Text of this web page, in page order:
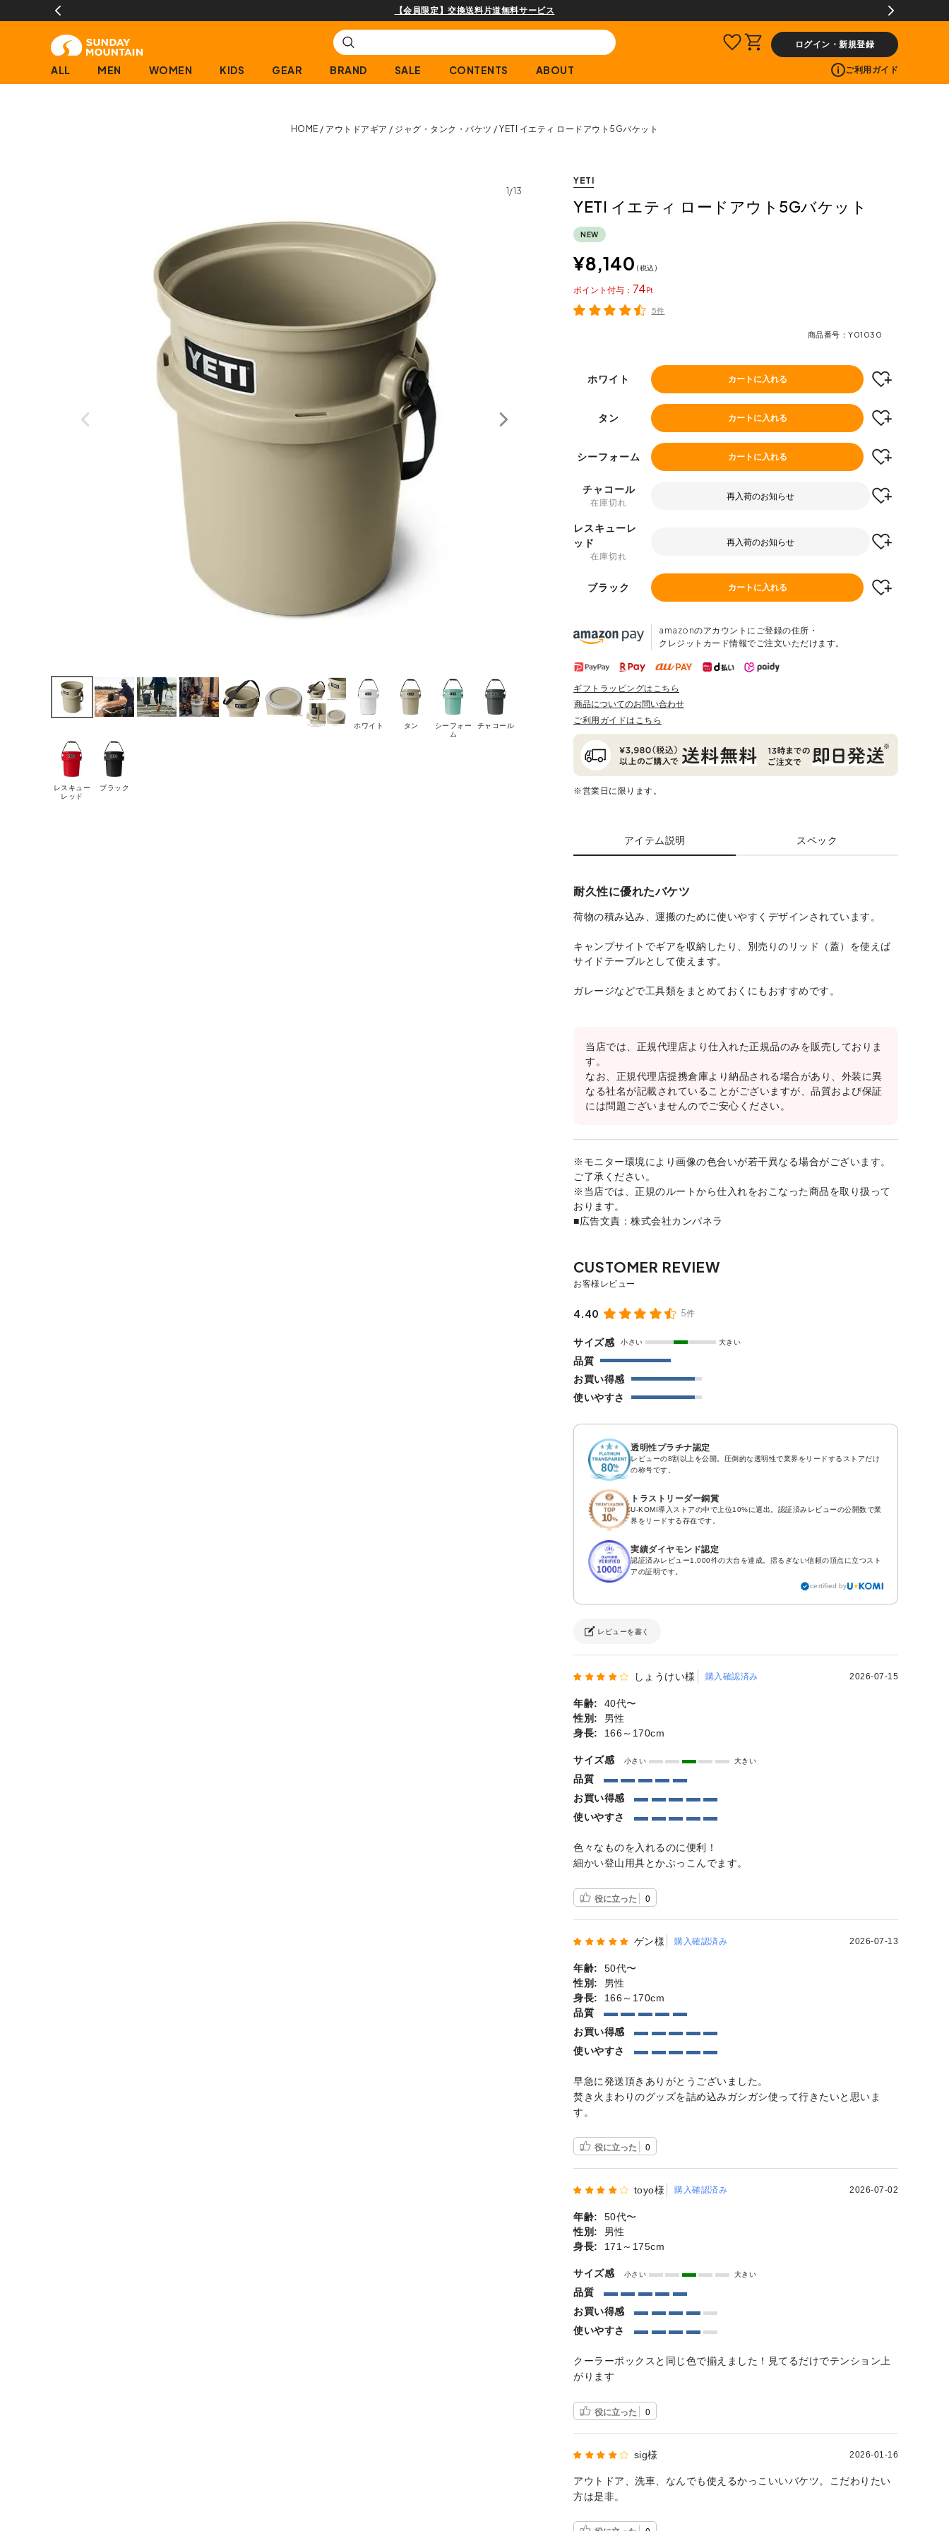
購入商品[¥2,000(税込)以上]のレビュー投稿で300ptプレゼント!
ログイン・新規登録
ALL MEN WOMEN KIDS GEAR BRAND SALE CONTENTS ABOUT ご利用ガイド
HOME アウトドアギア ジャグ・タンク・バケツ YETI イエティ ロードアウト5Gバケット
1/13
ホワイト タン
シーフォー
ム
チャコール
レスキュー
レッド
ブラック
YETI
YETI イエティ ロードアウト5Gバケット
NEW
¥8,140 税込
74
ポイント
5件
商品番号 Y01030
ホワイト カートに入れる
タン カートに入れる
シーフォーム カートに入れる
チャコール
在庫切れ
再入荷のお知らせ
レスキューレ
ッド
在庫切れ
再入荷のお知らせ
ブラック カートに入れる
amazonのアカウントにご登録の住所・
クレジットカード情報でご注文いただけます。
ギフトラッピングはこちら
商品についてのお問い合わせ
ご利用ガイドはこちら
※営業日に限ります。
アイテム説明 スペック
耐久性に優れたバケツ
荷物の積み込み、運搬のために使いやすくデザインされています。
キャンプサイトでギアを収納したり、別売りのリッド（蓋）を使えば
サイドテーブルとして使えます。
ガレージなどで工具類をまとめておくにもおすすめです。
当店では、正規代理店より仕入れた正規品のみを販売しておりま
す。
なお、正規代理店提携倉庫より納品される場合があり、外装に異
なる社名が記載されていることがございますが、品質および保証
には問題ございませんのでご安心ください。
※モニター環境により画像の色合いが若干異なる場合がございます。
ご了承ください。
※当店では、正規のルートから仕入れをおこなった商品を取り扱って
おります。
■広告文責：株式会社カンパネラ
4.40 5件
サイズ感 小さい 大きい
品質
お買い得感
使いやすさ
透明性プラチナ認定
レビューの8割以上を公開。圧倒的な透明性で業界をリードするストアだけ
の称号です。
トラストリーダー銅賞
U-KOMI導入ストアの中で上位10%に選出。認証済みレビューの公開数で業
界をリードする存在です。
実績ダイヤモンド認定
認証済みレビュー1,000件の大台を達成。揺るぎない信頼の頂点に立つスト
アの証明です。
certified by
レビューを書く
しょうけい様 購入確認済み 2026-07-15
年齢:
40代〜
性別:
男性
身長:
166～170cm
サイズ感 小さい 大きい
品質
お買い得感
使いやすさ
色々なものを入れるのに便利！
細かい登山用具とかぶっこんでます。
役に立った 0
ゲン様 購入確認済み 2026-07-13
年齢:
50代〜
性別:
男性
身長:
166～170cm
品質
お買い得感
使いやすさ
早急に発送頂きありがとうございました。
焚き火まわりのグッズを詰め込みガシガシ使って行きたいと思いま
す。
役に立った 0
toyo様 購入確認済み 2026-07-02
年齢:
50代〜
性別:
男性
身長:
171～175cm
サイズ感 小さい 大きい
品質
お買い得感
使いやすさ
クーラーボックスと同じ色で揃えました！見てるだけでテンション上
がります
役に立った 0
sig様 2026-01-16
アウトドア、洗車、なんでも使えるかっこいいバケツ。こだわりたい
方は是非。